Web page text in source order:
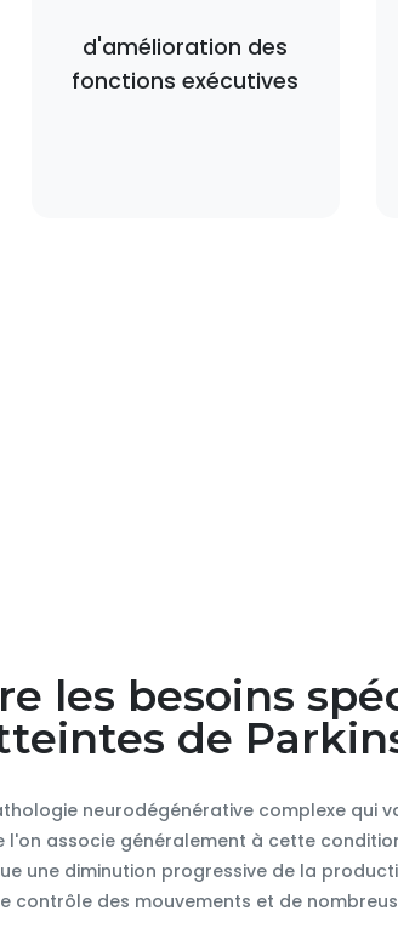
d'amélioration des
fonctions exécutives
les besoins
de
neurodégénérative complexe qui
associe généralement à cette
une diminution progressive de la
contrôle des mouvements et de